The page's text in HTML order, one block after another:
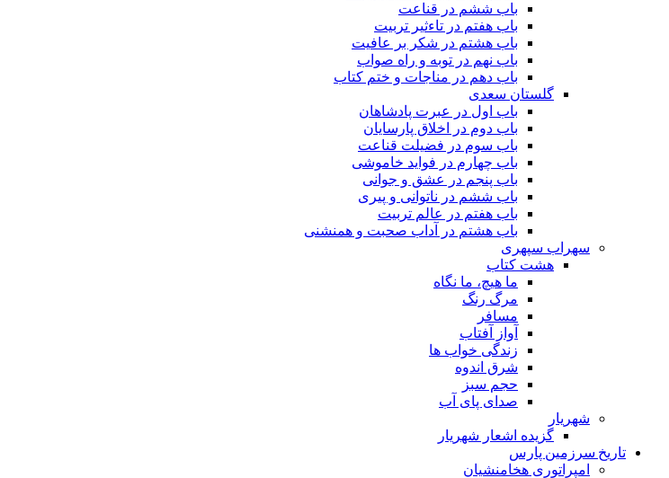
باب ششم در قناعت
باب هفتم در تاءثیر تربیت
باب هشتم در شکر بر عافیت
باب نهم در توبه و راه صواب
باب دهم در مناجات و ختم کتاب
گلستان سعدی
باب اول در عبرت پادشاهان
باب دوم در اخلاق پارسایان
باب سوم در فضیلت قناعت
باب چهارم در فواید خاموشى
باب پنجم در عشق و جوانى
باب ششم در ناتوانى و پیرى
باب هفتم در عالم تربیت
باب هشتم در آداب صحبت و همنشنى
سهراب سپهری
هشت کتاب
ما هیچ، ما نگاه
مرگ رنگ
مسافر
آواز آفتاب
زندگی خواب ها
شرق اندوه
حجم سبز
صدای پای آب
شهریار
گزیده اشعار شهریار
تاریخ سرزمین پارس
امپراتوری هخامنشیان